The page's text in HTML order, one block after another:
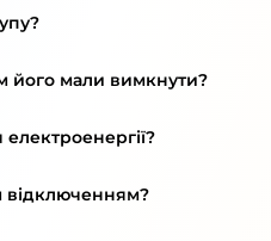
його мали вимкнути?